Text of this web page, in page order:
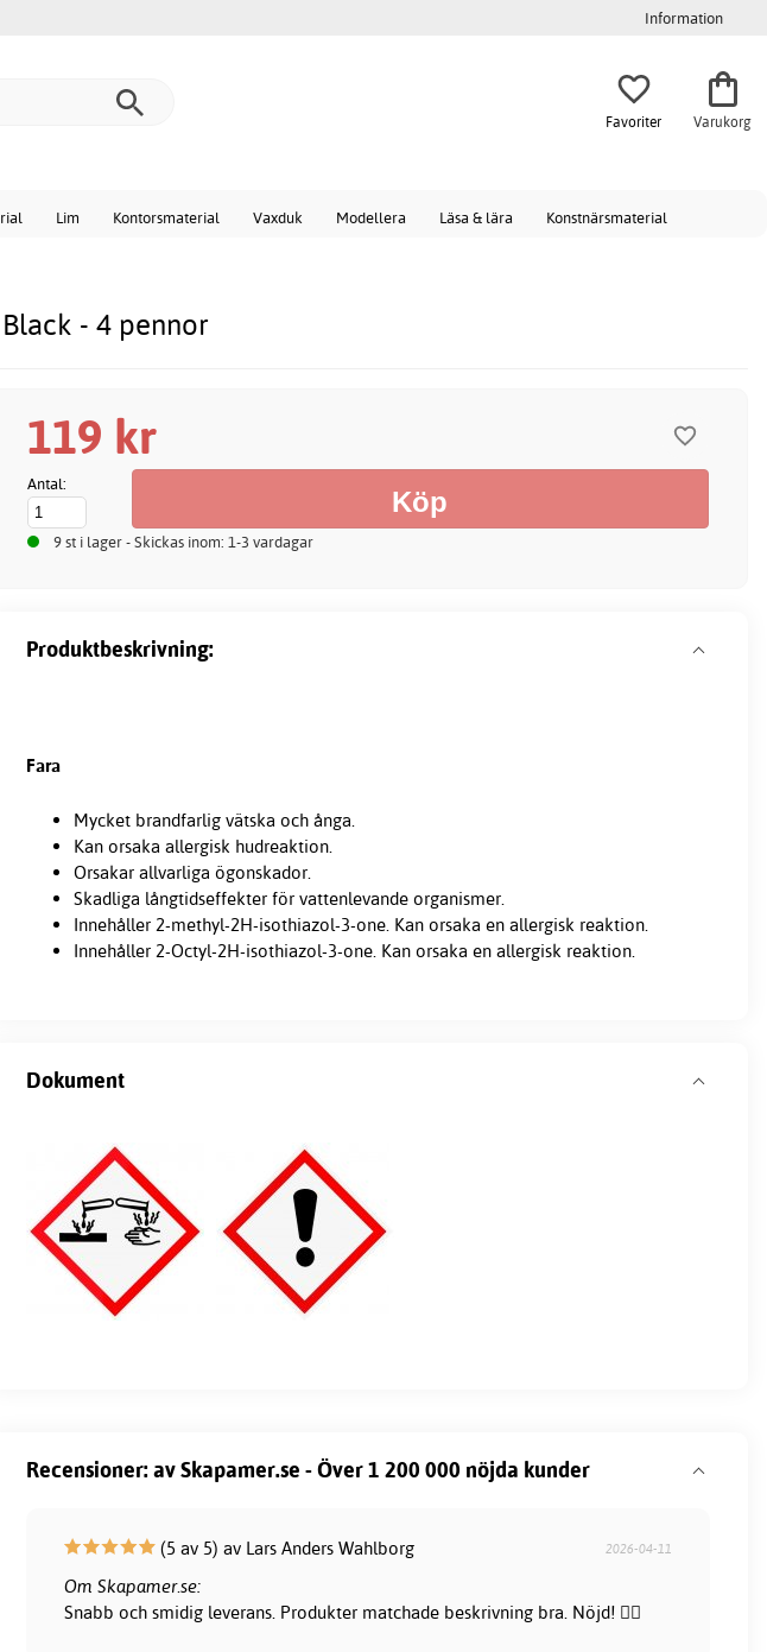
Information
Favoriter Varukorg
Lim Kontorsmaterial Vaxduk Modellera Läsa & lära Konstnärsmaterial
- 4 pennor
119 kr
Antal:
9 st i lager - Skickas inom: 1-3 vardagar
Produktbeskrivning:
Fara
Mycket brandfarlig vätska och ånga.
Kan orsaka allergisk hudreaktion.
Orsakar allvarliga ögonskador.
Skadliga långtidseffekter för vattenlevande organismer.
Innehåller 2-methyl-2H-isothiazol-3-one. Kan orsaka en allergisk reaktion.
Innehåller 2-Octyl-2H-isothiazol-3-one. Kan orsaka en allergisk reaktion.
Dokument
Recensioner: av Skapamer.se - Över 1 200 000 nöjda kunder
(5 av 5) av Lars Anders Wahlborg 2026-04-11
Om Skapamer.se:
Snabb och smidig leverans. Produkter matchade beskrivning bra. Nöjd! 👍🏻